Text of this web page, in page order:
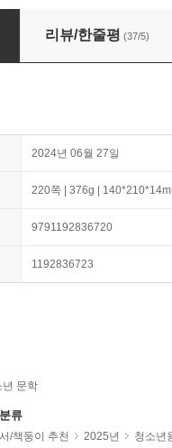
리뷰/한줄평 (37/5)
2024년 06월 27일
220쪽 | 376g |
9791192836720
1192836723
년 문학
류
/책둥이 추천 2025년
청소년